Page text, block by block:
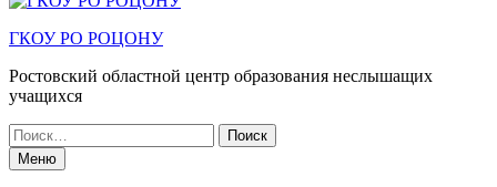
ГКОУ РО РОЦОНУ
Ростовский областной центр образования неслышащих
учащихся
Искать:
Меню